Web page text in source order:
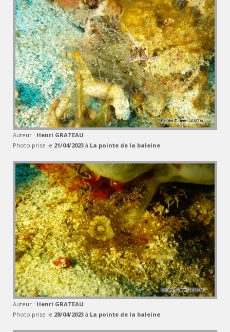
Auteur : Henri GRATEAU
Photo prise le 21/04/2023 à La pointe de la baleine
Auteur : Henri GRATEAU
Photo prise le 28/04/2023 à La pointe de la baleine